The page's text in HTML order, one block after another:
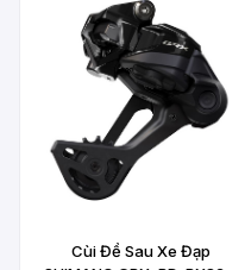
Cùi Đề Sau Xe Đạp